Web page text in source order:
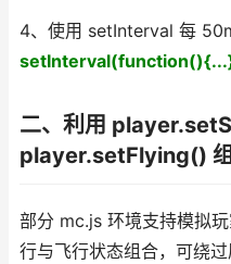
4、使用 setInterval 每
二、利用
player.setFlying()
部分 mc.js 环境支持模拟
行与飞行状态组合，可绕